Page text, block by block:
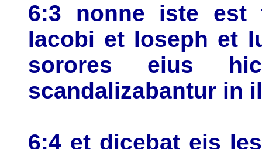
6:3 nonne iste est
Iacobi et Ioseph et
sorores eius
scandalizabantur in
6:4 et dicebat eis